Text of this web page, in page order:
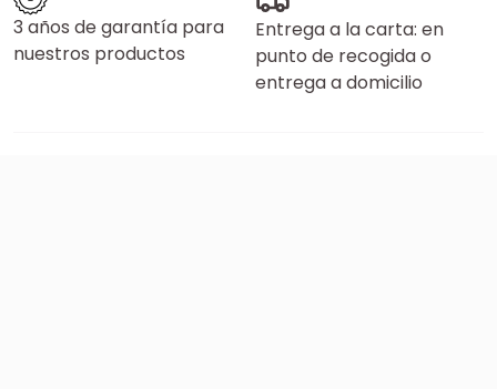
3 años de garantía para
nuestros productos
Entrega a la carta: en
punto de recogida o
entrega a domicilio